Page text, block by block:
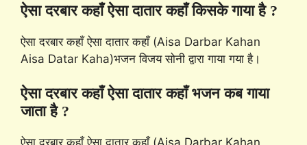
ऐसा दरबार कहाँ ऐसा दातार कहाँ किसके गाया है ?
ऐसा दरबार कहाँ ऐसा दातार कहाँ (Aisa Darbar Kahan
Aisa Datar Kaha)भजन विजय सोनी द्वारा गाया गया है।
ऐसा दरबार कहाँ ऐसा दातार कहाँ भजन कब गाया
जाता है ?